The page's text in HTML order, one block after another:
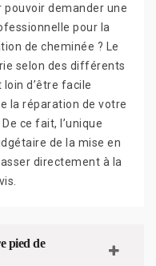
pouvoir demander une
pour la
de cheminée ? Le
selon des différents
loin d’être facile
la réparation de votre
ce fait, l’unique
de la mise en
directement à la
pied de